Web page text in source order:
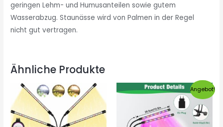
geringen Lehm- und Humusanteilen sowie gutem
Wasserabzug. Staunässe wird von Palmen in der Regel
nicht gut vertragen.
Ähnliche Produkte
Angebot!